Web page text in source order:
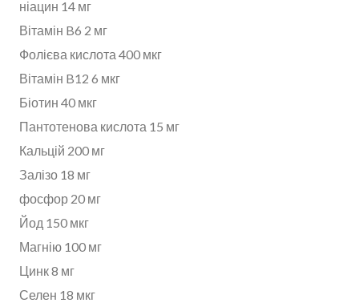
ніацин 14 мг
Вітамін B6 2 мг
Фолієва кислота 400 мкг
Вітамін B12 6 мкг
Біотин 40 мкг
Пантотенова кислота 15 мг
Кальцій 200 мг
Залізо 18 мг
фосфор 20 мг
Йод 150 мкг
Магнію 100 мг
Цинк 8 мг
Селен 18 мкг